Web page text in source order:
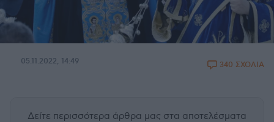
05.11.2022, 14:49 340 ΣΧΟΛΙΑ
Δείτε περισσότερα άρθρα μας στα αποτελέσματα